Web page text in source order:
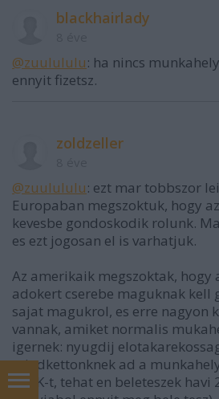
blackhairlady
@zuulululu: ha nincs
ennyit fizetsz.
zoldzeller
@zuulululu: ezt mar tobbszor
Europaban megszoktuk, hogy
kevesbe gondoskodik rolunk.
es ezt jogosan el is varhatjuk.
Az amerikaik megszoktak, hogy
adokert cserebe maguknak kell
sajat magukrol, es erre nagyon
vannak, amiket normalis
igernek: nyugdij
mindkettonknek ad a
401K-t, tehat en beleteszek havi